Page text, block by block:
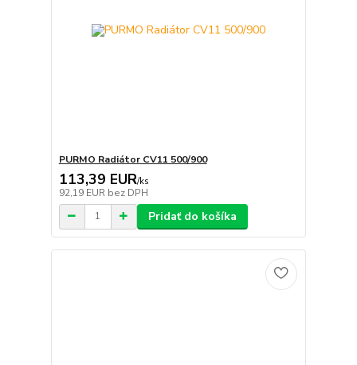
PURMO Radiátor CV11 500/900
113,39 EUR/ks
92,19 EUR bez DPH
Pridať do košíka